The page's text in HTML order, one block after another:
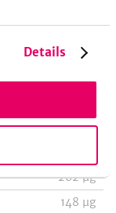
Details
6653 µg
94
µg
248 µg
202 µg
148 µg